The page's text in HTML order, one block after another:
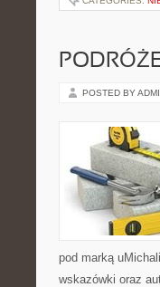
POSTED BY
pod marką
wskazówki oraz